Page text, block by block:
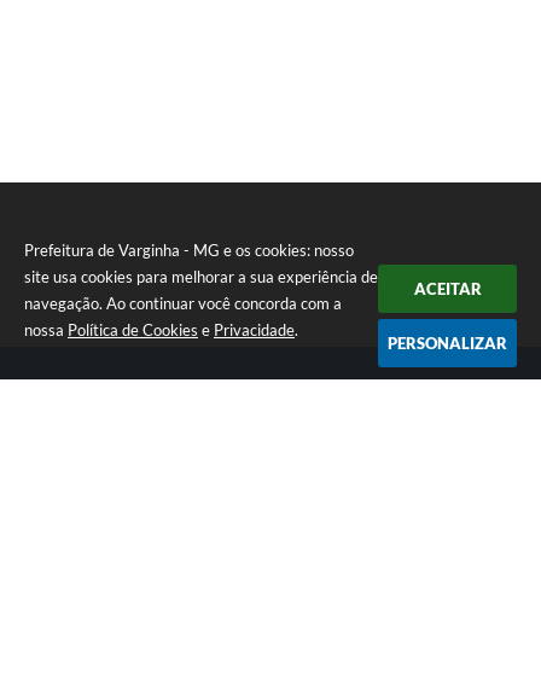
Prefeitura de Varginha - MG e os cookies: nosso
site usa cookies para melhorar a sua experiência de
navegação. Ao continuar você concorda com a
nossa Política de Cookies e Privacidade.
ACEITAR
PERSONALIZAR